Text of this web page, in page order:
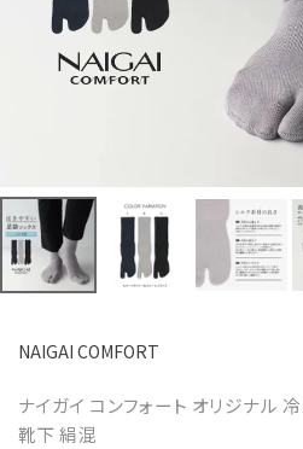
NAIGAI COMFORT
ナイガイ コンフォート オリジナル
靴下 絹混